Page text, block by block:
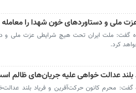
ملی و دستاوردهای خون شهدا را
گفت: ملت ایران تحت هیچ شرایطی عزت ملی و
کرد.
عدالت خواهی علیه جریان‌های ظالم
محرم کانون حرکت‌آفرین و فریاد بلند